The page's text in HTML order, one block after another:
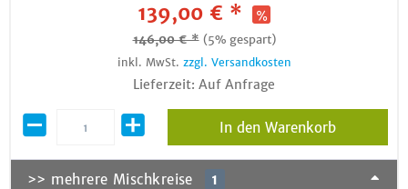
139,00 € *
146,00 € * (5% gespart)
inkl. MwSt. zzgl. Versandkosten
Lieferzeit: Auf Anfrage
In den Warenkorb
>> mehrere Mischkreise 1